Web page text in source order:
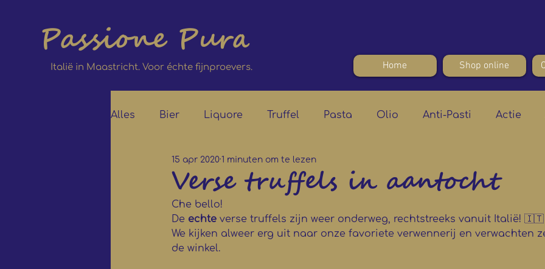
Passione Pura
Home Shop online
Italië in Maastricht. Voor échte fijnproevers.
Alles Bier Liquore Truffel Pasta Olio Anti-Pasti Actie
Verse truffels in aantocht
15 apr 2020 1 minuten om te lezen
Che bello!
De echte verse truffels zijn weer onderweg, rechtstreeks vanuit Italië! 🇮🇹
We kijken alweer erg uit naar onze favoriete verwennerij en verwachten
de winkel.